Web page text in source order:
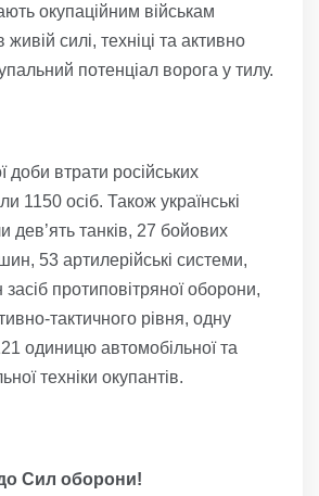
окупаційним військам
живій силі, техніці та активно
потенціал ворога у тилу.
доби втрати російських
1150 осіб. Також українські
дев’ять танків, 27 бойових
53 артилерійські системи,
протиповітряної оборони,
тактичного рівня, одну
одиницю автомобільної та
техніки окупантів.
Сил оборони!